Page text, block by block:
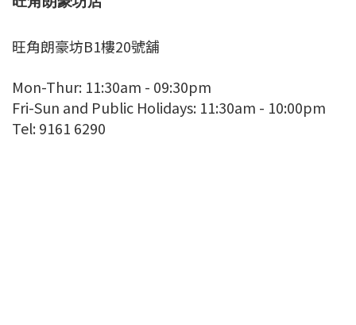
旺角朗豪坊B1樓20號舖
Mon-Thur: 11:30am - 09:30pm
Fri-Sun and Public Holidays: 11:30am - 10:00pm
Tel: 9161 6290